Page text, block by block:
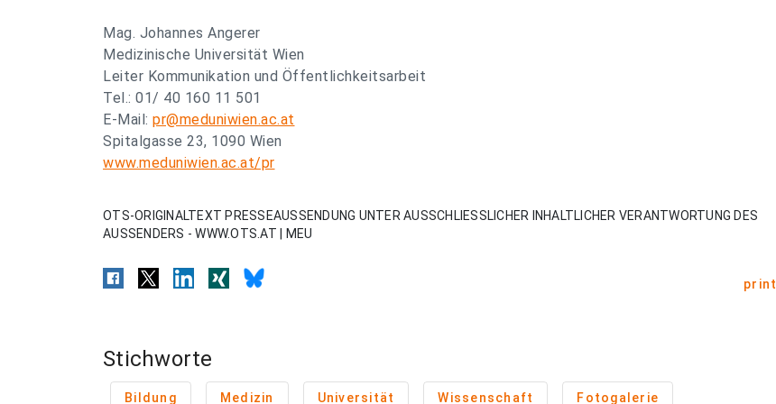
Mag. Johannes Angerer
Medizinische Universität Wien
Leiter Kommunikation und Öffentlichkeitsarbeit
Tel.: 01/ 40 160 11 501
E-Mail: pr@meduniwien.ac.at
Spitalgasse 23, 1090 Wien
www.meduniwien.ac.at/pr
OTS-ORIGINALTEXT PRESSEAUSSENDUNG UNTER AUSSCHLIESSLICHER INHALTLICHER VERANTWORTUNG DES
AUSSENDERS - WWW.OTS.AT | MEU
print
Stichworte
Bildung Medizin Universität Wissenschaft Fotogalerie